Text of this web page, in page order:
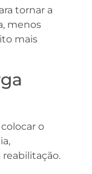
tornar a
menos
mais
o